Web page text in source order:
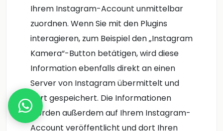
Ihrem Instagram-Account unmittelbar
zuordnen. Wenn Sie mit den Plugins
interagieren, zum Beispiel den „Instagram
Kamera“-Button betätigen, wird diese
Information ebenfalls direkt an einen
Server von Instagram übermittelt und
dort gespeichert. Die Informationen
werden außerdem auf Ihrem Instagram-
Account veröffentlicht und dort Ihren